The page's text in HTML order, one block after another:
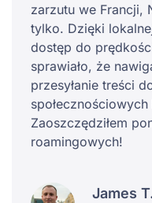
zarzutu we Francji,
tylko. Dzięki
dostęp do
sprawiało, że
przesyłanie treści
Zaoszczędziłem
roamingowych!
James